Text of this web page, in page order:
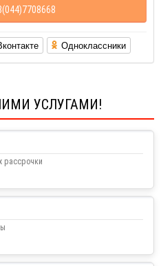
Одноклассники
УСЛУГАМИ!
рассрочки